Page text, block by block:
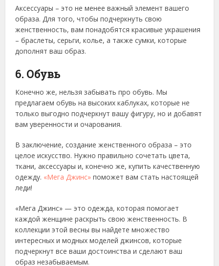
Аксессуары – это не менее важный элемент вашего
образа. Для того, чтобы подчеркнуть свою
женственность, вам понадобятся красивые украшения
– браслеты, серьги, колье, а также сумки, которые
дополнят ваш образ.
6. Обувь
Конечно же, нельзя забывать про обувь. Мы
предлагаем обувь на высоких каблуках, которые не
только выгодно подчеркнут вашу фигуру, но и добавят
вам уверенности и очарования.
В заключение, создание женственного образа – это
целое искусство. Нужно правильно сочетать цвета,
ткани, аксессуары и, конечно же, купить качественную
одежду. «Мега Джинс» поможет вам стать настоящей
леди!
«Мега Джинс» — это одежда, которая помогает
каждой женщине раскрыть свою женственность. В
коллекции этой весны вы найдете множество
интересных и модных моделей джинсов, которые
подчеркнут все ваши достоинства и сделают ваш
образ незабываемым.